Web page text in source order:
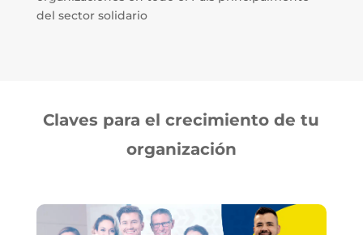
del sector solidario
Claves para el crecimiento de tu
organización